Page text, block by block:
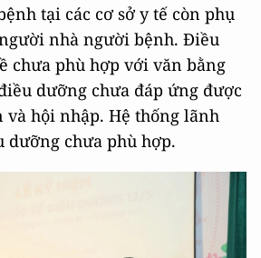
tại các cơ sở y tế còn phụ
nhà người bệnh. Điều
chưa phù hợp với văn bằng
dưỡng chưa đáp ứng được
và hội nhập. Hệ thống lãnh
dưỡng chưa phù hợp.